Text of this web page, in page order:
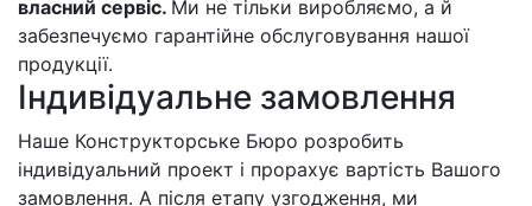
власний сервіс. Ми не тільки виробляємо, а й
забезпечуємо гарантійне обслуговування нашої
продукції.
Індивідуальне замовлення
Наше Конструкторське Бюро розробить
індивідуальний проект і прорахує вартість Вашого
замовлення. А після етапу узгодження, ми